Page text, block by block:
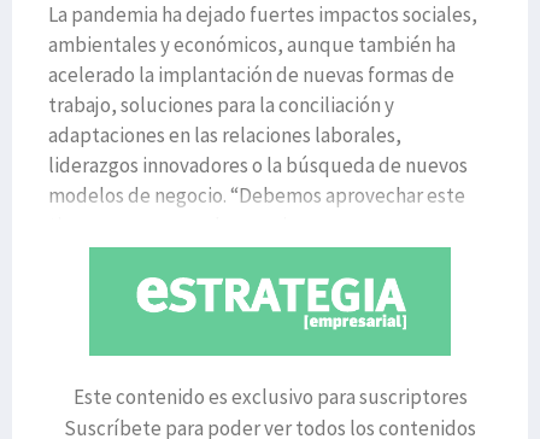
La pandemia ha dejado fuertes impactos sociales,
ambientales y económicos, aunque también ha
acelerado la implantación de nuevas formas de
trabajo, soluciones para la conciliación y
adaptaciones en las relaciones laborales,
liderazgos innovadores o la búsqueda de nuevos
modelos de negocio. “Debemos aprovechar este
Este contenido es exclusivo para suscriptores
Suscríbete para poder ver todos los contenidos